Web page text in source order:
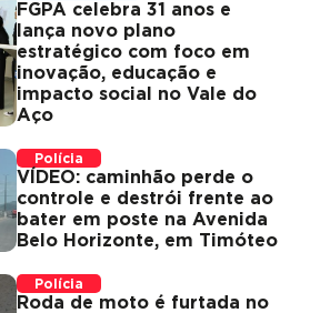
FGPA celebra 31 anos e
lança novo plano
estratégico com foco em
inovação, educação e
impacto social no Vale do
Aço
Polícia
VÍDEO: caminhão perde o
controle e destrói frente ao
bater em poste na Avenida
Belo Horizonte, em Timóteo
Polícia
Roda de moto é furtada no